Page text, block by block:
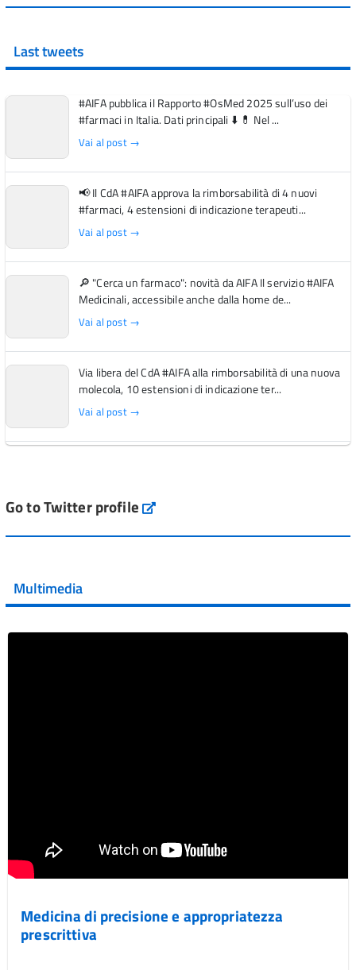
Last tweets
#AIFA pubblica il Rapporto #OsMed 2025 sull’uso dei
#farmaci in Italia. Dati principali ⬇️ 💊 Nel ...
Vai al post →
📢 Il CdA #AIFA approva la rimborsabilità di 4 nuovi
#farmaci, 4 estensioni di indicazione terapeuti...
Vai al post →
🔎 "Cerca un farmaco": novità da AIFA Il servizio #AIFA
Medicinali, accessibile anche dalla home de...
Vai al post →
Via libera del CdA #AIFA alla rimborsabilità di una nuova
molecola, 10 estensioni di indicazione ter...
Vai al post →
Vai al post →
Vai al post →
Go to Twitter profile aifa_ufficiale
Multimedia
Medicina di precisione e appropriatezza
prescrittiva